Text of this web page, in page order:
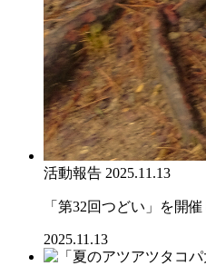
活動報告 2025.11.13
「第32回つどい」を開
2025.11.13